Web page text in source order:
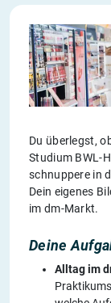
Du überlegst,
Studium BWL-
schnuppere in
Dein eigenes
im dm-Markt.
Deine
Alltag im